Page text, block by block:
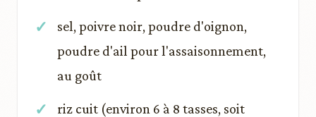
sel, poivre noir, poudre d'oignon,
poudre d'ail pour l'assaisonnement,
au goût
riz cuit (environ 6 à 8 tasses, soit